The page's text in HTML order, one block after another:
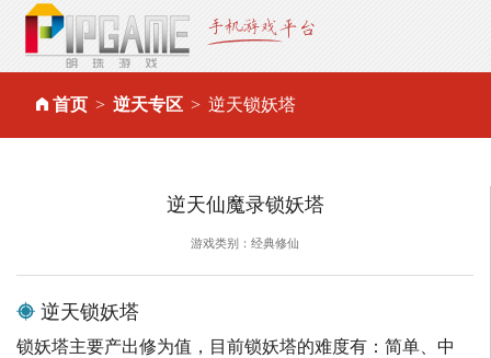
首页 逆天专区 逆天锁妖塔
逆天仙魔录锁妖塔
游戏类别：经典修仙
逆天锁妖塔
锁妖塔主要产出修为值，目前锁妖塔的难度有：简单、中